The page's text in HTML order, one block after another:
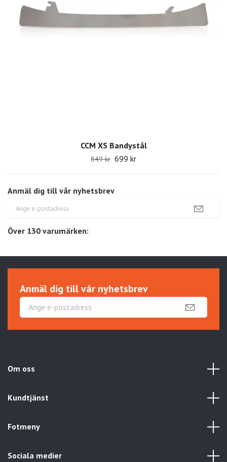
Anmäl dig till vår nyhetsbrev
Över 130 varumärken:
CCM XS Bandystål
849 kr 699 kr
Anmäl dig till vår nyhetsbrev
Om oss
Kundtjänst
Fotmeny
Sociala medier